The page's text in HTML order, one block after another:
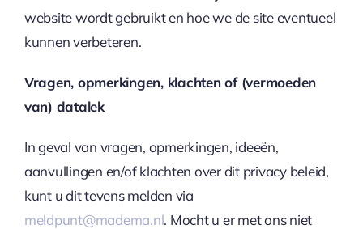
website wordt gebruikt en hoe we de site eventueel
kunnen verbeteren.
Vragen, opmerkingen, klachten of (vermoeden
van) datalek
In geval van vragen, opmerkingen, ideeën,
aanvullingen en/of klachten over dit privacy beleid,
kunt u dit tevens melden via
meldpunt@madema.nl. Mocht u er met ons niet